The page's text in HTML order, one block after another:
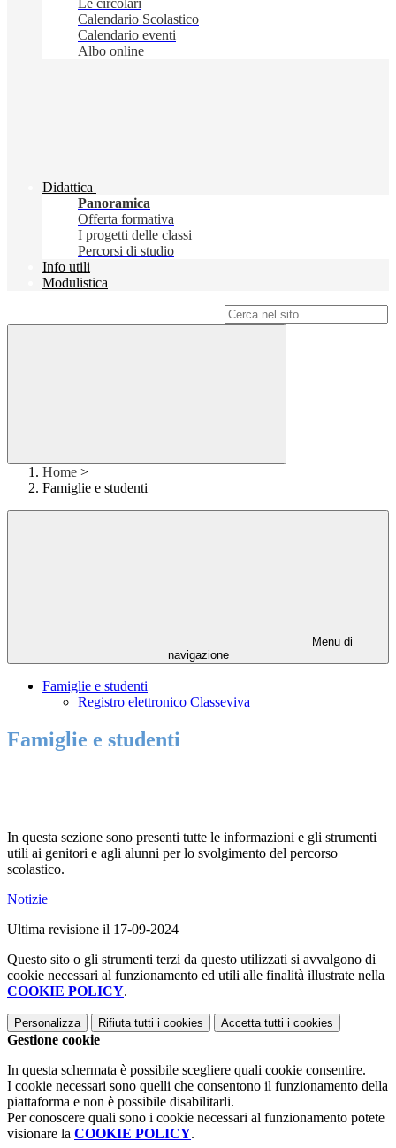
Le circolari
Calendario Scolastico
Calendario eventi
Albo online
Didattica
Panoramica
Offerta formativa
I progetti delle classi
Percorsi di studio
Info utili
Modulistica
Home >
Famiglie e studenti
Menu di
navigazione
Famiglie e studenti
Registro elettronico Classeviva
Famiglie e studenti
In questa sezione sono presenti tutte le informazioni e gli strumenti
utili ai genitori e agli alunni per lo svolgimento del percorso
scolastico.
Notizie
Ultima revisione il 17-09-2024
Questo sito o gli strumenti terzi da questo utilizzati si avvalgono di
cookie necessari al funzionamento ed utili alle finalità illustrate nella
COOKIE POLICY.
Personalizza Rifiuta tutti i cookies Accetta tutti i cookies
Gestione cookie
In questa schermata è possibile scegliere quali cookie consentire.
I cookie necessari sono quelli che consentono il funzionamento della
piattaforma e non è possibile disabilitarli.
Per conoscere quali sono i cookie necessari al funzionamento potete
visionare la COOKIE POLICY.